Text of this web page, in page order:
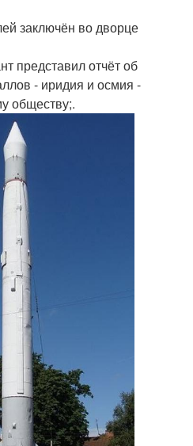
заключён во дворце
представил отчёт об
- иридия и осмия -
обществу;.